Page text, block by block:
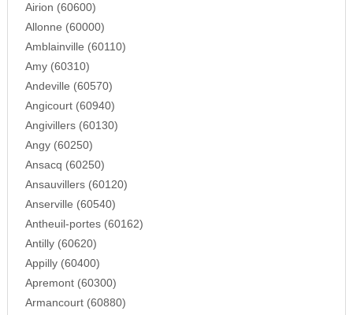
Airion (60600)
Allonne (60000)
Amblainville (60110)
Amy (60310)
Andeville (60570)
Angicourt (60940)
Angivillers (60130)
Angy (60250)
Ansacq (60250)
Ansauvillers (60120)
Anserville (60540)
Antheuil-portes (60162)
Antilly (60620)
Appilly (60400)
Apremont (60300)
Armancourt (60880)